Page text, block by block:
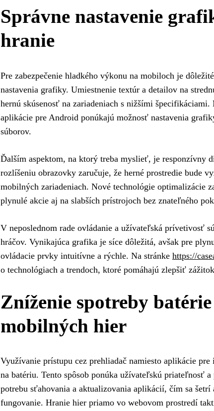
Správne nastavenie
hranie
Pre zabezpečenie hladkého výkonu na mobiloch je
nastavenia grafiky. Umiestnenie textúr a detailov na
hernú skúsenosť na zariadeniach s nižšími
aplikácie pre Android ponúkajú možnosť nastavenia
súborov.
Ďalším aspektom, na ktorý treba myslieť, je responzívny
rozlíšeniu obrazovky zaručuje, že herné prostredie bude
mobilných zariadeniach. Nové technológie optimalizácie
plynulé akcie aj na slabších prístrojoch bez znateľného
V neposlednom rade ovládanie a užívateľská prívetivosť
hráčov. Vynikajúca grafika je síce dôležitá, avšak pre
ovládacie prvky intuitívne a rýchle. Na stránke https://
o technológiach a trendoch, ktoré pomáhajú zlepšiť
Zníženie spotreby
mobilných hier
Využívanie prístupu cez prehliadač namiesto aplikácie
na batériu. Tento spôsob ponúka užívateľskú priateľnosť
potrebu sťahovania a aktualizovania aplikácií, čím sa šetrí
fungovanie. Hranie hier priamo vo webovom prostredí